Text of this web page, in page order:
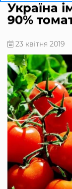
Україна
90%
23 квітня 2019